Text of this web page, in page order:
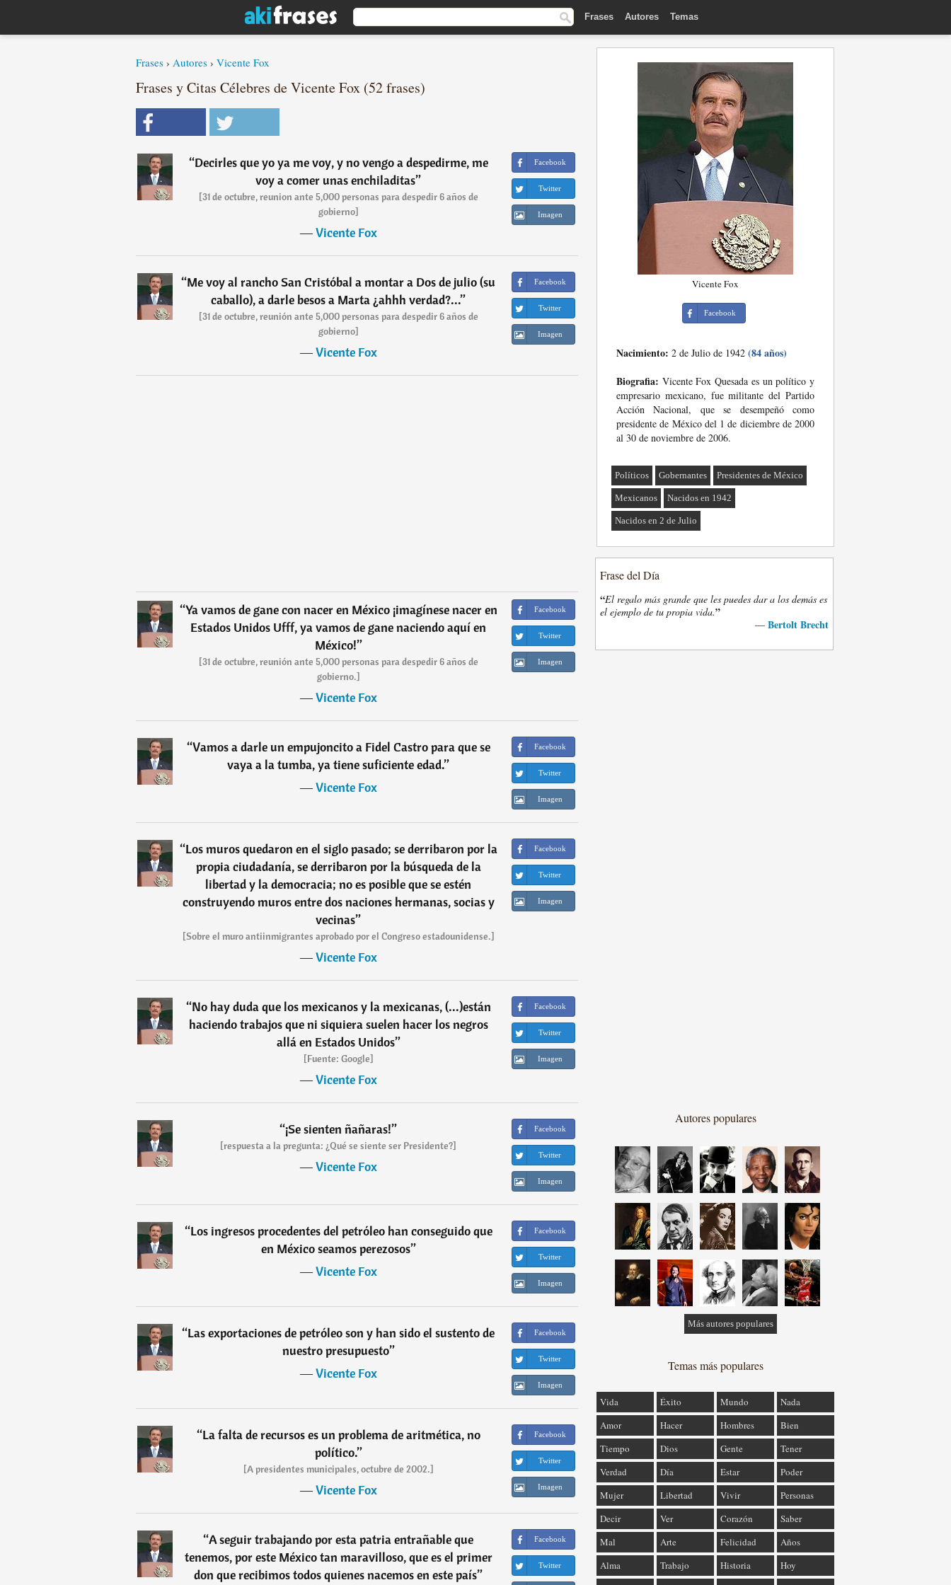
Frases Autores Temas
Frases › Autores › Vicente Fox
Frases y Citas Célebres de Vicente Fox (52 frases)
“Decirles que yo ya me voy, y no vengo a despedirme, me
voy a comer unas enchiladitas”
[31 de octubre, reunion ante 5,000 personas para despedir 6 años de
gobierno]
―Vicente Fox
Facebook
Twitter
Imagen
“Me voy al rancho San Cristóbal a montar a Dos de julio (su
caballo), a darle besos a Marta ¿ahhh verdad?...”
[31 de octubre, reunión ante 5,000 personas para despedir 6 años de
gobierno]
―Vicente Fox
Facebook
Twitter
Imagen
“Ya vamos de gane con nacer en México ¡imagínese nacer en
Estados Unidos Ufff, ya vamos de gane naciendo aquí en
México!”
[31 de octubre, reunión ante 5,000 personas para despedir 6 años de
gobierno.]
―Vicente Fox
Facebook
Twitter
Imagen
“Vamos a darle un empujoncito a Fidel Castro para que se
vaya a la tumba, ya tiene suficiente edad.”
―Vicente Fox
Facebook
Twitter
Imagen
“Los muros quedaron en el siglo pasado; se derribaron por la
propia ciudadanía, se derribaron por la búsqueda de la
libertad y la democracia; no es posible que se estén
construyendo muros entre dos naciones hermanas, socias y
vecinas”
[Sobre el muro antiinmigrantes aprobado por el Congreso estadounidense.]
―Vicente Fox
Facebook
Twitter
Imagen
“No hay duda que los mexicanos y la mexicanas, (...)están
haciendo trabajos que ni siquiera suelen hacer los negros
allá en Estados Unidos”
[Fuente: Google]
―Vicente Fox
Facebook
Twitter
Imagen
“¡Se sienten ñañaras!”
[respuesta a la pregunta: ¿Qué se siente ser Presidente?]
―Vicente Fox
Facebook
Twitter
Imagen
“Los ingresos procedentes del petróleo han conseguido que
en México seamos perezosos”
―Vicente Fox
Facebook
Twitter
Imagen
“Las exportaciones de petróleo son y han sido el sustento de
nuestro presupuesto”
―Vicente Fox
Facebook
Twitter
Imagen
“La falta de recursos es un problema de aritmética, no
político.”
[A presidentes municipales, octubre de 2002.]
―Vicente Fox
Facebook
Twitter
Imagen
“A seguir trabajando por esta patria entrañable que
tenemos, por este México tan maravilloso, que es el primer
don que recibimos todos quienes nacemos en este país”
Facebook
Twitter
Vicente Fox
Facebook
Nacimiento: 2 de Julio de 1942 (84 años)
Biografia: Vicente Fox Quesada es un político y
empresario mexicano, fue militante del Partido
Acción Nacional, que se desempeñó como
presidente de México del 1 de diciembre de 2000
al 30 de noviembre de 2006.
Políticos Gobernantes Presidentes de México
Mexicanos Nacidos en 1942
Nacidos en 2 de Julio
Frase del Día
“El regalo más grande que les puedes dar a los demás es
el ejemplo de tu propia vida.”
— Bertolt Brecht
Autores populares
Más autores populares
Temas más populares
Vida Éxito Mundo
Nada
Amor
Hacer Hombres
Bien
Tiempo
Dios Gente
Tener
Verdad
Día Estar
Poder
Mujer
Libertad Vivir
Personas
Decir
Ver Corazón
Saber
Mal
Arte Felicidad
Años
Alma
Trabajo Historia
Hoy